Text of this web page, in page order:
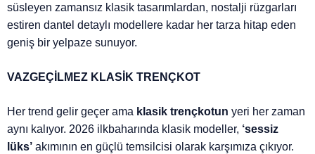
süsleyen zamansız klasik tasarımlardan, nostalji rüzgarları
estiren dantel detaylı modellere kadar her tarza hitap eden
geniş bir yelpaze sunuyor.
VAZGEÇİLMEZ KLASİK TRENÇKOT
Her trend gelir geçer ama klasik trençkotun yeri her zaman
aynı kalıyor. 2026 ilkbaharında klasik modeller, ‘sessiz
lüks’akımının en güçlü temsilcisi olarak karşımıza çıkıyor.